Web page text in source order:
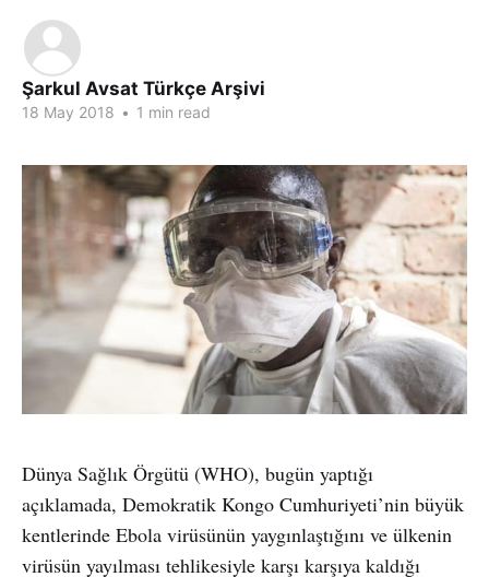
Şarkul Avsat Türkçe Arşivi
18 May 2018 • 1 min read
Dünya Sağlık Örgütü (WHO), bugün yaptığı
açıklamada, Demokratik Kongo Cumhuriyeti’nin büyük
kentlerinde Ebola virüsünün yaygınlaştığını ve ülkenin
virüsün yayılması tehlikesiyle karşı karşıya kaldığı